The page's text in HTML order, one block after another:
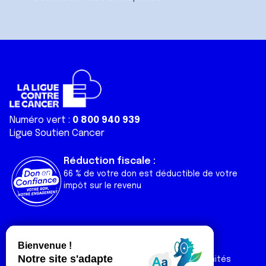
Numéro vert : 0 800 940 939
Ligue Soutien Cancer
Réduction fiscale :
66 % de votre don est déductible de votre
impôt sur le revenu
Liens utiles
Nos actualités
Nos publications
Espace Ligue & comités